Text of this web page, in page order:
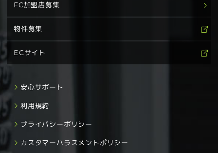
FC加盟店募集
物件募集
ECサイト
安心サポート
利用規約
プライバシーポリシー
カスタマーハラスメントポリシー